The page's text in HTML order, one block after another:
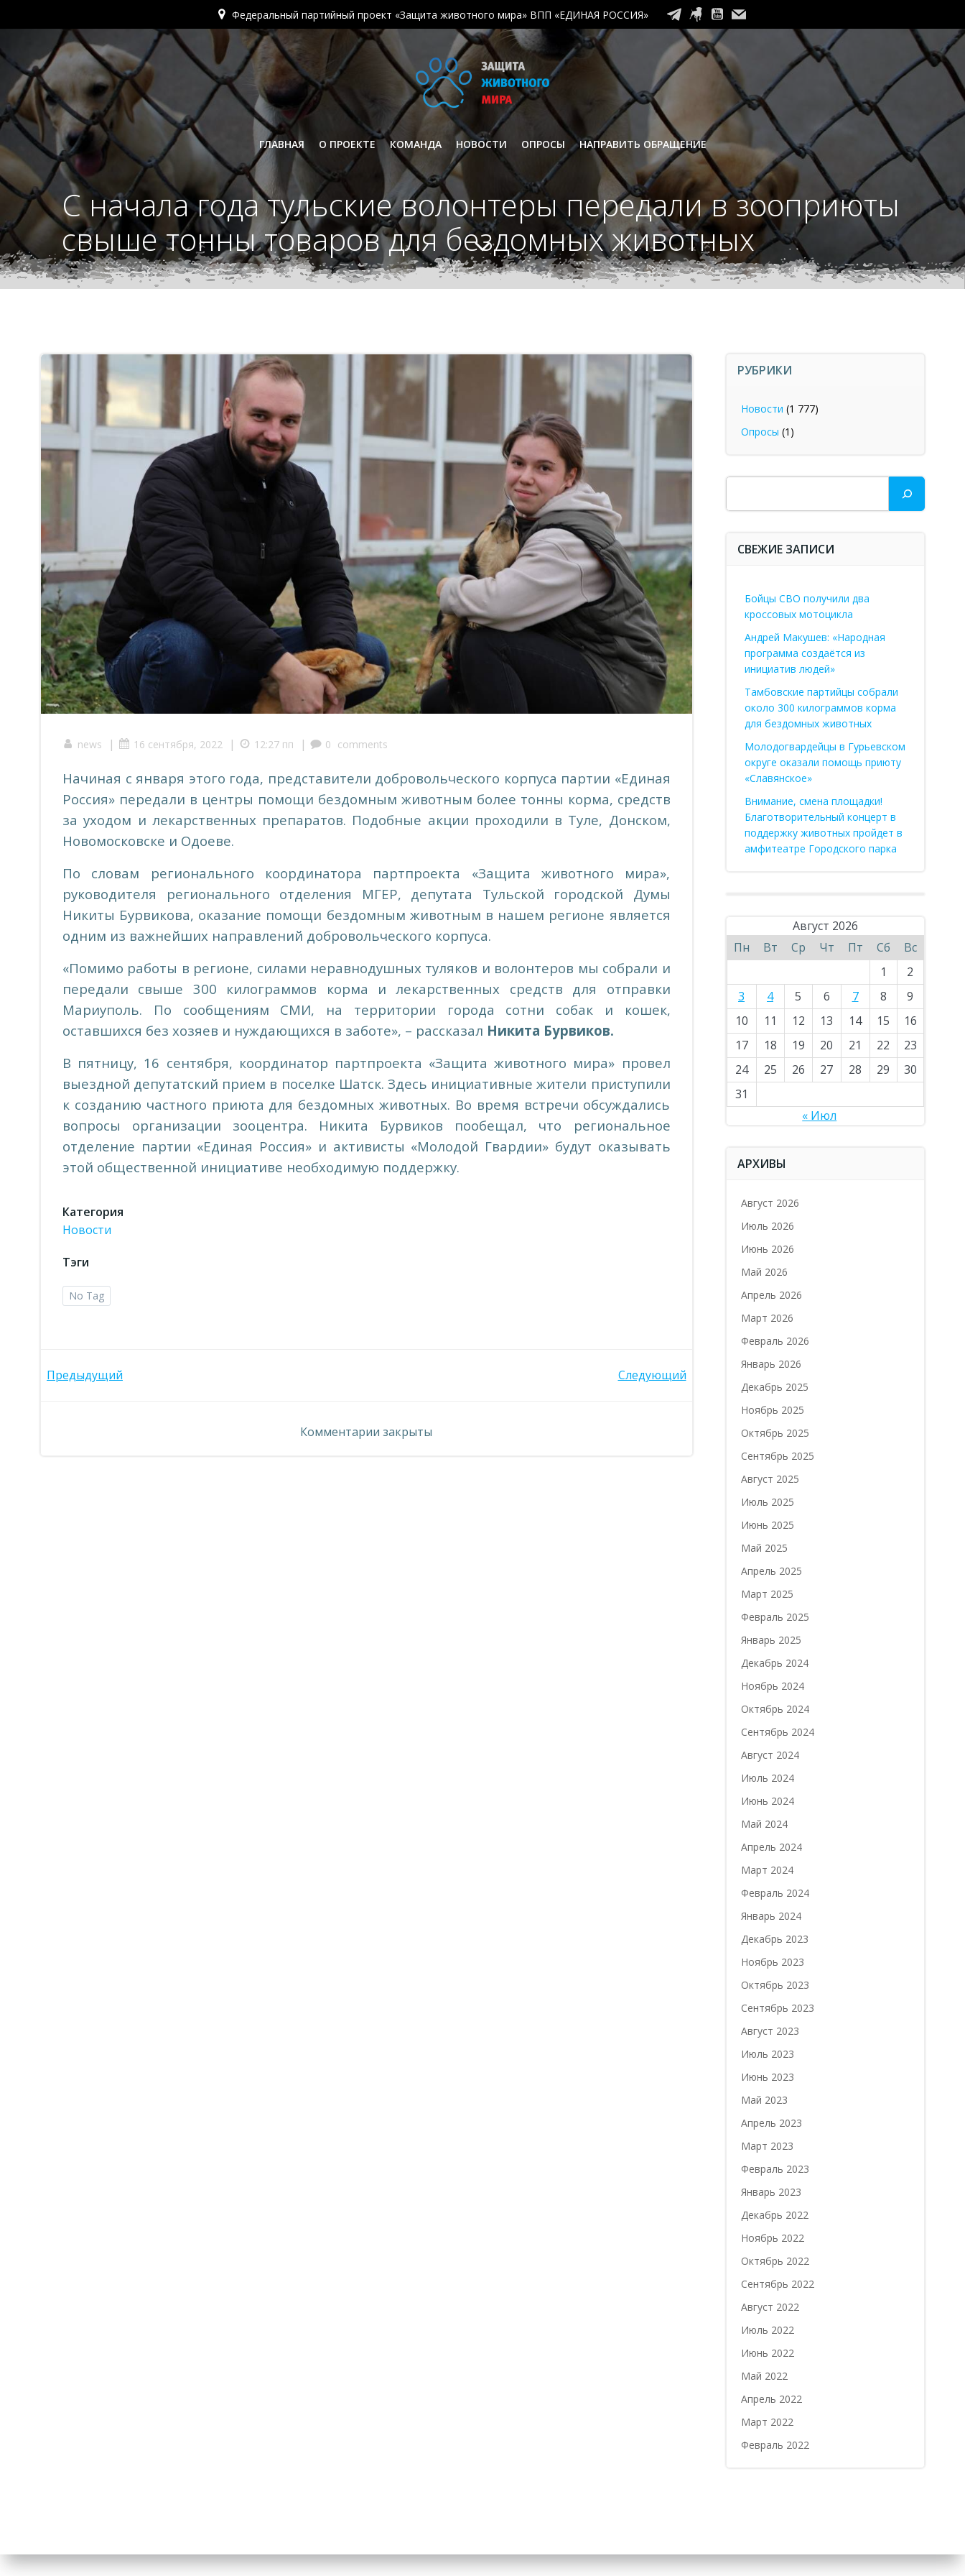
к
содержимому
Федеральный партийный проект «Защита животного мира» ВПП «ЕДИНАЯ РОССИЯ»
ГЛАВНАЯ О ПРОЕКТЕ КОМАНДА НОВОСТИ ОПРОСЫ НАПРАВИТЬ ОБРАЩЕНИЕ
С начала года тульские волонтеры передали в зооприюты
свыше тонны товаров для бездомных животных
news | 16 сентября, 2022 | 12:27 пп | 0 comments
Начиная с января этого года, представители добровольческого корпуса партии «Единая
Россия» передали в центры помощи бездомным животным более тонны корма, средств
за уходом и лекарственных препаратов. Подобные акции проходили в Туле, Донском,
Новомосковске и Одоеве.
По словам регионального координатора партпроекта «Защита животного мира»,
руководителя регионального отделения МГЕР, депутата Тульской городской Думы
Никиты Бурвикова, оказание помощи бездомным животным в нашем регионе является
одним из важнейших направлений добровольческого корпуса.
«Помимо работы в регионе, силами неравнодушных туляков и волонтеров мы собрали и
передали свыше 300 килограммов корма и лекарственных средств для отправки
Мариуполь. По сообщениям СМИ, на территории города сотни собак и кошек,
оставшихся без хозяев и нуждающихся в заботе», – рассказал Никита Бурвиков.
В пятницу, 16 сентября, координатор партпроекта «Защита животного мира» провел
выездной депутатский прием в поселке Шатск. Здесь инициативные жители приступили
к созданию частного приюта для бездомных животных. Во время встречи обсуждались
вопросы организации зооцентра. Никита Бурвиков пообещал, что региональное
отделение партии «Единая Россия» и активисты «Молодой Гвардии» будут оказывать
этой общественной инициативе необходимую поддержку.
Категория
Новости
Тэги
No Tag
Навигация
Предыдущий
записям
Следующий
Комментарии закрыты
РУБРИКИ
Новости (1 777)
Опросы (1)
Поиск
СВЕЖИЕ ЗАПИСИ
Бойцы СВО получили два
кроссовых мотоцикла
Андрей Макушев: «Народная
программа создаётся из
инициатив людей»
Тамбовские партийцы собрали
около 300 килограммов корма
для бездомных животных
Молодогвардейцы в Гурьевском
округе оказали помощь приюту
«Славянское»
Внимание, смена площадки!
Благотворительный концерт в
поддержку животных пройдет в
амфитеатре Городского парка
Август 2026
Пн
Вт Ср Чт Пт Сб
Вс
1
2
3
4 5 6 7 8
9
10
11 12 13 14 15
16
17
18 19 20 21 22
23
24
25 26 27 28 29
30
31
« Июл
АРХИВЫ
Август 2026
Июль 2026
Июнь 2026
Май 2026
Апрель 2026
Март 2026
Февраль 2026
Январь 2026
Декабрь 2025
Ноябрь 2025
Октябрь 2025
Сентябрь 2025
Август 2025
Июль 2025
Июнь 2025
Май 2025
Апрель 2025
Март 2025
Февраль 2025
Январь 2025
Декабрь 2024
Ноябрь 2024
Октябрь 2024
Сентябрь 2024
Август 2024
Июль 2024
Июнь 2024
Май 2024
Апрель 2024
Март 2024
Февраль 2024
Январь 2024
Декабрь 2023
Ноябрь 2023
Октябрь 2023
Сентябрь 2023
Август 2023
Июль 2023
Июнь 2023
Май 2023
Апрель 2023
Март 2023
Февраль 2023
Январь 2023
Декабрь 2022
Ноябрь 2022
Октябрь 2022
Сентябрь 2022
Август 2022
Июль 2022
Июнь 2022
Май 2022
Апрель 2022
Март 2022
Февраль 2022